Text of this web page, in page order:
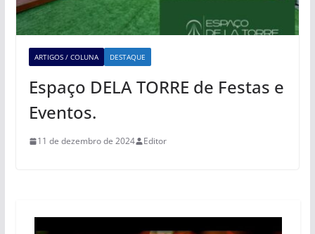
ARTIGOS / COLUNA DESTAQUE
Espaço DELA TORRE de Festas e
Eventos.
11 de dezembro de 2024 Editor